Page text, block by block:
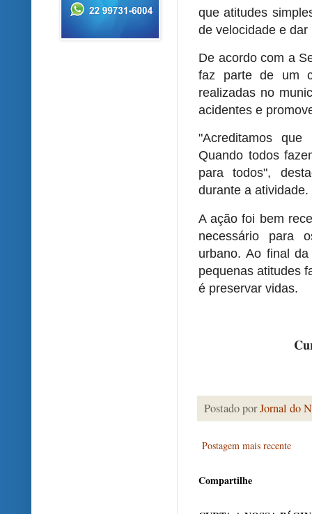
que atitudes
de velocidade e
De acordo com a
faz parte de um
realizadas no
acidentes e
"Acreditamos que
Quando todos
para todos",
durante a atividade.
A ação foi bem
necessário para
urbano. Ao final
pequenas atitudes
é preservar vidas.
Postado porJornal do
Postagem mais recente
Compartilhe